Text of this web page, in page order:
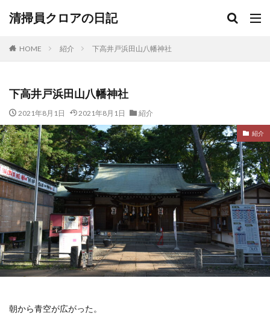
清掃員クロアの日記
HOME 紹介 下高井戸浜田山八幡神社
下高井戸浜田山八幡神社
2021年8月1日 2021年8月1日 紹介
紹介
朝から青空が広がった。